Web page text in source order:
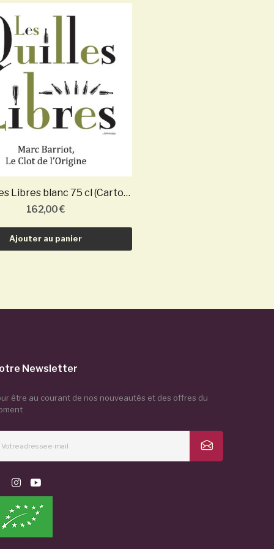
Les Quilles Libres blanc 75 cl (Carton de 6...
162,00 €
Ajouter au panier
Newsletter
être au courant de nos nouveautés et des offres du